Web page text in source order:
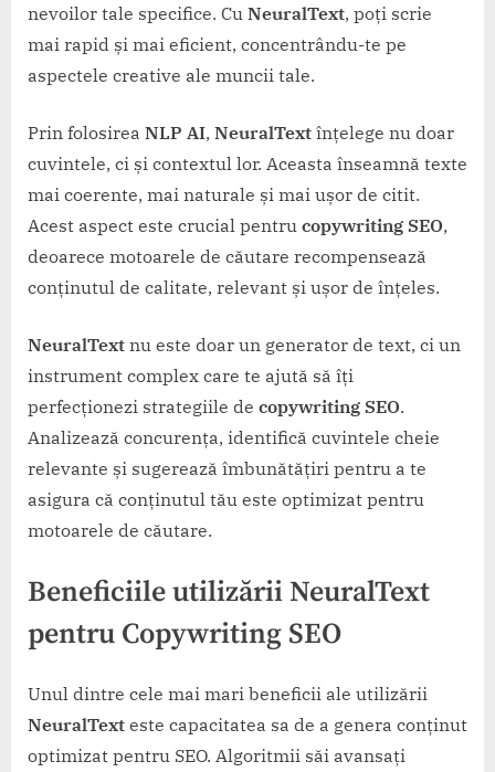
nevoilor tale specifice. Cu NeuralText, poți scrie
mai rapid și mai eficient, concentrându-te pe
aspectele creative ale muncii tale.
Prin folosirea NLP AI, NeuralText înțelege nu doar
cuvintele, ci și contextul lor. Aceasta înseamnă texte
mai coerente, mai naturale și mai ușor de citit.
Acest aspect este crucial pentru copywriting SEO,
deoarece motoarele de căutare recompensează
conținutul de calitate, relevant și ușor de înțeles.
NeuralText nu este doar un generator de text, ci un
instrument complex care te ajută să îți
perfecționezi strategiile de copywriting SEO.
Analizează concurența, identifică cuvintele cheie
relevante și sugerează îmbunătățiri pentru a te
asigura că conținutul tău este optimizat pentru
motoarele de căutare.
Beneficiile utilizării NeuralText
pentru Copywriting SEO
Unul dintre cele mai mari beneficii ale utilizării
NeuralText este capacitatea sa de a genera conținut
optimizat pentru SEO. Algoritmii săi avansați